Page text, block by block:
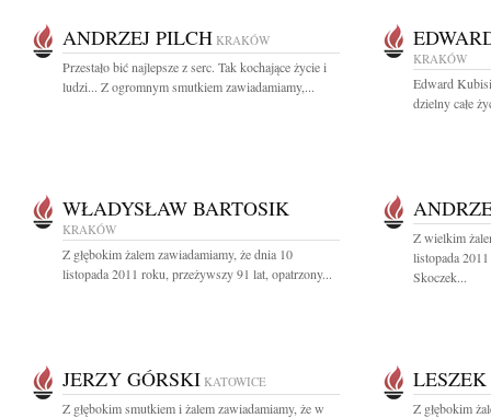
ANDRZEJ PILCH KRAKÓW
Przestało bić najlepsze z serc. Tak kochające życie i
ludzi... Z ogromnym smutkiem zawiadamiamy,...
KRAKÓW
Edward
dzielny całe
WŁADYSŁAW BARTOSIK
KRAKÓW
Z głębokim żalem zawiadamiamy, że dnia 10
listopada 2011 roku, przeżywszy 91 lat, opatrzony...
Z wielkim
listopada
Skoczek...
JERZY GÓRSKI KATOWICE
Z głębokim smutkiem i żalem zawiadamiamy, że w
Z głębokim